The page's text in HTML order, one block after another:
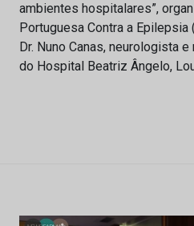
ambientes hospitalares”,
Portuguesa Contra a
Dr. Nuno Canas, neurologista
do Hospital Beatriz Ângelo,